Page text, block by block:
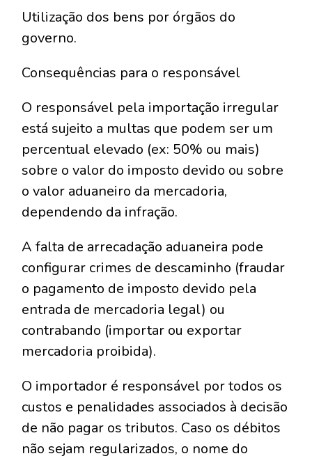
Utilização dos bens por órgãos do
governo.
Consequências para o responsável
O responsável pela importação irregular
está sujeito a multas que podem ser um
percentual elevado (ex: 50% ou mais)
sobre o valor do imposto devido ou sobre
o valor aduaneiro da mercadoria,
dependendo da infração.
A falta de arrecadação aduaneira pode
configurar crimes de descaminho (fraudar
o pagamento de imposto devido pela
entrada de mercadoria legal) ou
contrabando (importar ou exportar
mercadoria proibida).
O importador é responsável por todos os
custos e penalidades associados à decisão
de não pagar os tributos. Caso os débitos
não sejam regularizados, o nome do